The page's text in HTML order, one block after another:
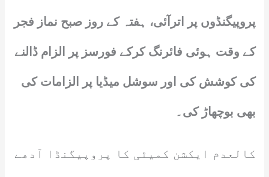
پروپیگنڈوں پر اترآئی، ہفتہ کے روز صبح نماز فجر
کے وقت ہوئی فائرنگ کرکے فورسز پر الزام ڈالنے
کی کوشش کی اور سوشل میڈیا پر الزامات کی
بھی بوچھاڑ کی۔
کالعدم ایکشن کمیٹی کا پروپیگنڈا آدھے